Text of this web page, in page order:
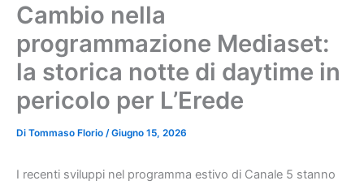
Cambio nella
programmazione Mediaset:
la storica notte di daytime in
pericolo per L’Erede
Di Tommaso Florio /Giugno 15, 2026
I recenti sviluppi nel programma estivo di Canale 5 stanno